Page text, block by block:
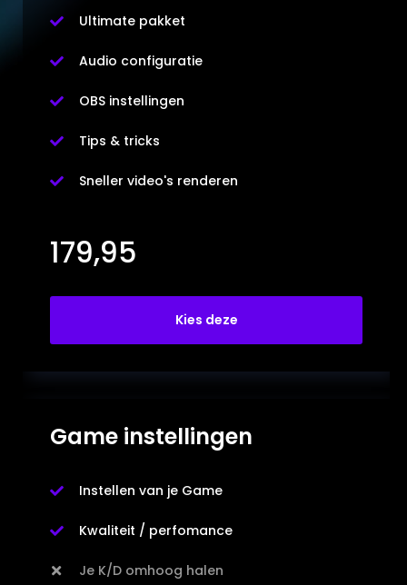
 Ultimate pakket
 Audio configuratie
 OBS instellingen
 Tips & tricks
 Sneller video's renderen
179,95
Kies deze
Game instellingen
 Instellen van je Game
 Kwaliteit / perfomance
 Je K/D omhoog halen